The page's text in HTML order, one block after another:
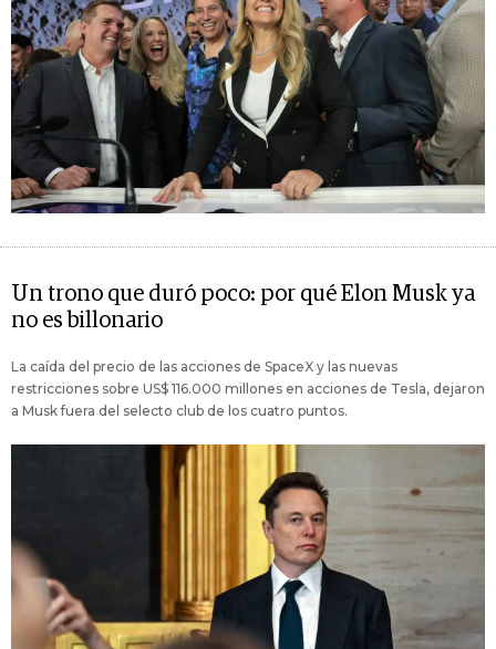
Un trono que duró poco: por qué Elon Musk ya
no es billonario
La caída del precio de las acciones de SpaceX y las nuevas
restricciones sobre US$ 116.000 millones en acciones de Tesla, dejaron
a Musk fuera del selecto club de los cuatro puntos.